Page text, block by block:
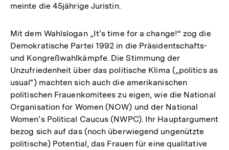
meinte die 45jährige Juristin.
Mit dem Wahlslogan „It’s time for a change!“ zog die
Demokratische Partei 1992 in die Präsidentschafts-
und Kongreßwahlkämpfe. Die Stimmung der
Unzufriedenheit über das politische Klima („politics as
usual") machten sich auch die amerikanischen
politischen Frauenkomitees zu eigen, wie die National
Organisation for Women (NOW) und der National
Women’s Political Caucus (NWPC). Ihr Hauptargument
bezog sich auf das (noch überwiegend ungenützte
politische) Potential, das Frauen für eine qualitative